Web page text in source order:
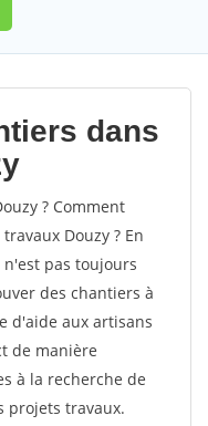
dans
? Comment
Douzy ? En
pas toujours
des chantiers à
d'aide aux artisans
de manière
à la recherche de
projets travaux.